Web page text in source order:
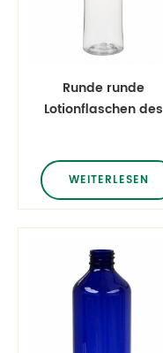
Runde runde
Lotionflaschen des
WEITERLESEN